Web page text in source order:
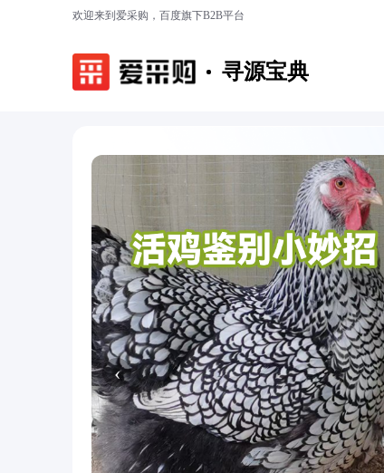
欢迎来到爱采购，百度旗下B2B平台
寻源宝典
‹